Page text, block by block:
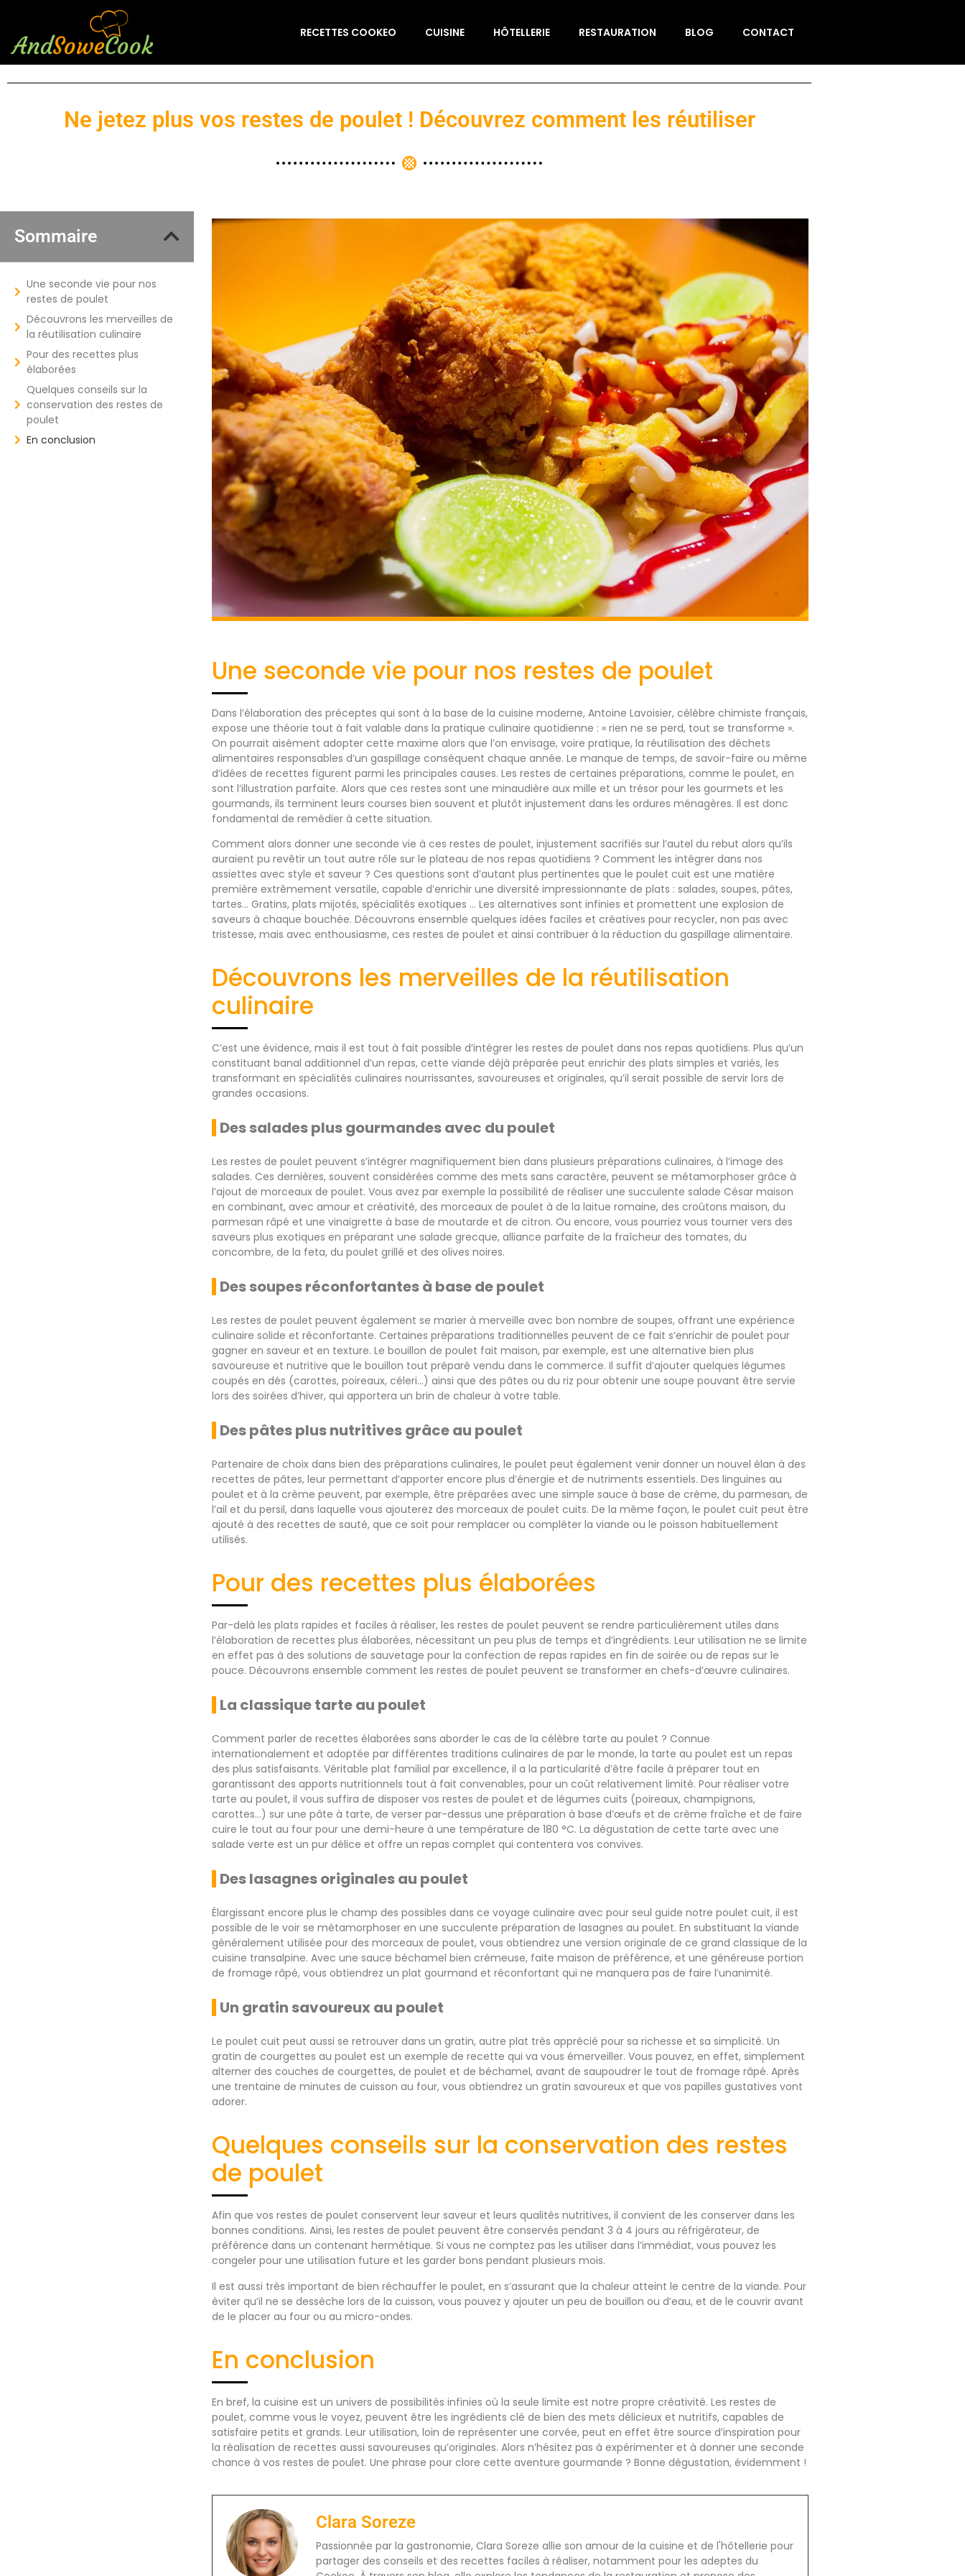
RECETTES COOKEO CUISINE HÔTELLERIE RESTAURATION BLOG CONTACT
Ne jetez plus vos restes de poulet ! Découvrez comment les réutiliser
Sommaire
Une seconde vie pour nos
restes de poulet
Découvrons les merveilles de
la réutilisation culinaire
Pour des recettes plus
élaborées
Quelques conseils sur la
conservation des restes de
poulet
En conclusion
Une seconde vie pour nos restes de poulet
Dans l’élaboration des préceptes qui sont à la base de la cuisine moderne, Antoine Lavoisier, célèbre chimiste français,
expose une théorie tout à fait valable dans la pratique culinaire quotidienne : « rien ne se perd, tout se transforme ».
On pourrait aisément adopter cette maxime alors que l’on envisage, voire pratique, la réutilisation des déchets
alimentaires responsables d’un gaspillage conséquent chaque année. Le manque de temps, de savoir-faire ou même
d’idées de recettes figurent parmi les principales causes. Les restes de certaines préparations, comme le poulet, en
sont l’illustration parfaite. Alors que ces restes sont une minaudière aux mille et un trésor pour les gourmets et les
gourmands, ils terminent leurs courses bien souvent et plutôt injustement dans les ordures ménagères. Il est donc
fondamental de remédier à cette situation.
Comment alors donner une seconde vie à ces restes de poulet, injustement sacrifiés sur l’autel du rebut alors qu’ils
auraient pu revêtir un tout autre rôle sur le plateau de nos repas quotidiens ? Comment les intégrer dans nos
assiettes avec style et saveur ? Ces questions sont d’autant plus pertinentes que le poulet cuit est une matière
première extrêmement versatile, capable d’enrichir une diversité impressionnante de plats : salades, soupes, pâtes,
tartes… Gratins, plats mijotés, spécialités exotiques … Les alternatives sont infinies et promettent une explosion de
saveurs à chaque bouchée. Découvrons ensemble quelques idées faciles et créatives pour recycler, non pas avec
tristesse, mais avec enthousiasme, ces restes de poulet et ainsi contribuer à la réduction du gaspillage alimentaire.
Découvrons les merveilles de la réutilisation
culinaire
C’est une évidence, mais il est tout à fait possible d’intégrer les restes de poulet dans nos repas quotidiens. Plus qu’un
constituant banal additionnel d’un repas, cette viande déjà préparée peut enrichir des plats simples et variés, les
transformant en spécialités culinaires nourrissantes, savoureuses et originales, qu’il serait possible de servir lors de
grandes occasions.
Des salades plus gourmandes avec du poulet
Les restes de poulet peuvent s’intégrer magnifiquement bien dans plusieurs préparations culinaires, à l’image des
salades. Ces dernières, souvent considérées comme des mets sans caractère, peuvent se métamorphoser grâce à
l’ajout de morceaux de poulet. Vous avez par exemple la possibilité de réaliser une succulente salade César maison
en combinant, avec amour et créativité, des morceaux de poulet à de la laitue romaine, des croûtons maison, du
parmesan râpé et une vinaigrette à base de moutarde et de citron. Ou encore, vous pourriez vous tourner vers des
saveurs plus exotiques en préparant une salade grecque, alliance parfaite de la fraîcheur des tomates, du
concombre, de la feta, du poulet grillé et des olives noires.
Des soupes réconfortantes à base de poulet
Les restes de poulet peuvent également se marier à merveille avec bon nombre de soupes, offrant une expérience
culinaire solide et réconfortante. Certaines préparations traditionnelles peuvent de ce fait s’enrichir de poulet pour
gagner en saveur et en texture. Le bouillon de poulet fait maison, par exemple, est une alternative bien plus
savoureuse et nutritive que le bouillon tout préparé vendu dans le commerce. Il suffit d’ajouter quelques légumes
coupés en dés (carottes, poireaux, céleri…) ainsi que des pâtes ou du riz pour obtenir une soupe pouvant être servie
lors des soirées d’hiver, qui apportera un brin de chaleur à votre table.
Des pâtes plus nutritives grâce au poulet
Partenaire de choix dans bien des préparations culinaires, le poulet peut également venir donner un nouvel élan à des
recettes de pâtes, leur permettant d’apporter encore plus d’énergie et de nutriments essentiels. Des linguines au
poulet et à la crème peuvent, par exemple, être préparées avec une simple sauce à base de crème, du parmesan, de
l’ail et du persil, dans laquelle vous ajouterez des morceaux de poulet cuits. De la même façon, le poulet cuit peut être
ajouté à des recettes de sauté, que ce soit pour remplacer ou compléter la viande ou le poisson habituellement
utilisés.
Pour des recettes plus élaborées
Par-delà les plats rapides et faciles à réaliser, les restes de poulet peuvent se rendre particulièrement utiles dans
l’élaboration de recettes plus élaborées, nécessitant un peu plus de temps et d’ingrédients. Leur utilisation ne se limite
en effet pas à des solutions de sauvetage pour la confection de repas rapides en fin de soirée ou de repas sur le
pouce. Découvrons ensemble comment les restes de poulet peuvent se transformer en chefs-d’œuvre culinaires.
La classique tarte au poulet
Comment parler de recettes élaborées sans aborder le cas de la célèbre tarte au poulet ? Connue
internationalement et adoptée par différentes traditions culinaires de par le monde, la tarte au poulet est un repas
des plus satisfaisants. Véritable plat familial par excellence, il a la particularité d’être facile à préparer tout en
garantissant des apports nutritionnels tout à fait convenables, pour un coût relativement limité. Pour réaliser votre
tarte au poulet, il vous suffira de disposer vos restes de poulet et de légumes cuits (poireaux, champignons,
carottes…) sur une pâte à tarte, de verser par-dessus une préparation à base d’œufs et de crème fraîche et de faire
cuire le tout au four pour une demi-heure à une température de 180 °C. La dégustation de cette tarte avec une
salade verte est un pur délice et offre un repas complet qui contentera vos convives.
Des lasagnes originales au poulet
Élargissant encore plus le champ des possibles dans ce voyage culinaire avec pour seul guide notre poulet cuit, il est
possible de le voir se métamorphoser en une succulente préparation de lasagnes au poulet. En substituant la viande
généralement utilisée pour des morceaux de poulet, vous obtiendrez une version originale de ce grand classique de la
cuisine transalpine. Avec une sauce béchamel bien crémeuse, faite maison de préférence, et une généreuse portion
de fromage râpé, vous obtiendrez un plat gourmand et réconfortant qui ne manquera pas de faire l’unanimité.
Un gratin savoureux au poulet
Le poulet cuit peut aussi se retrouver dans un gratin, autre plat très apprécié pour sa richesse et sa simplicité. Un
gratin de courgettes au poulet est un exemple de recette qui va vous émerveiller. Vous pouvez, en effet, simplement
alterner des couches de courgettes, de poulet et de béchamel, avant de saupoudrer le tout de fromage râpé. Après
une trentaine de minutes de cuisson au four, vous obtiendrez un gratin savoureux et que vos papilles gustatives vont
adorer.
Quelques conseils sur la conservation des restes
de poulet
Afin que vos restes de poulet conservent leur saveur et leurs qualités nutritives, il convient de les conserver dans les
bonnes conditions. Ainsi, les restes de poulet peuvent être conservés pendant 3 à 4 jours au réfrigérateur, de
préférence dans un contenant hermétique. Si vous ne comptez pas les utiliser dans l’immédiat, vous pouvez les
congeler pour une utilisation future et les garder bons pendant plusieurs mois.
Il est aussi très important de bien réchauffer le poulet, en s’assurant que la chaleur atteint le centre de la viande. Pour
éviter qu’il ne se dessèche lors de la cuisson, vous pouvez y ajouter un peu de bouillon ou d’eau, et de le couvrir avant
de le placer au four ou au micro-ondes.
En conclusion
En bref, la cuisine est un univers de possibilités infinies où la seule limite est notre propre créativité. Les restes de
poulet, comme vous le voyez, peuvent être les ingrédients clé de bien des mets délicieux et nutritifs, capables de
satisfaire petits et grands. Leur utilisation, loin de représenter une corvée, peut en effet être source d’inspiration pour
la réalisation de recettes aussi savoureuses qu’originales. Alors n’hésitez pas à expérimenter et à donner une seconde
chance à vos restes de poulet. Une phrase pour clore cette aventure gourmande ? Bonne dégustation, évidemment !
Clara Soreze
Passionnée par la gastronomie, Clara Soreze allie son amour de la cuisine et de l'hôtellerie pour
partager des conseils et des recettes faciles à réaliser, notamment pour les adeptes du